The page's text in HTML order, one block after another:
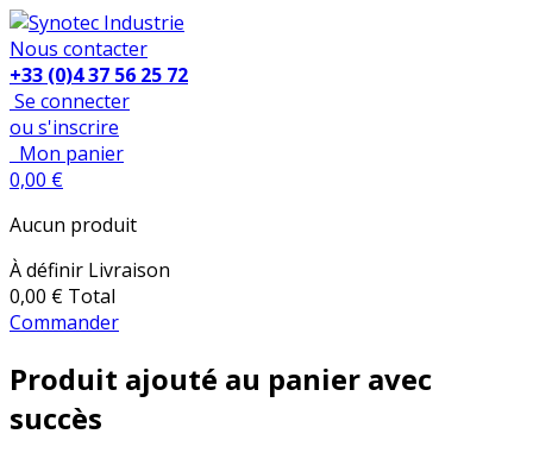
Nous contacter
+33 (0)4 37 56 25 72
Se connecter
ou s'inscrire
Mon panier
0,00 €
Aucun produit
À définir Livraison
0,00 € Total
Commander
Produit ajouté au panier avec
succès